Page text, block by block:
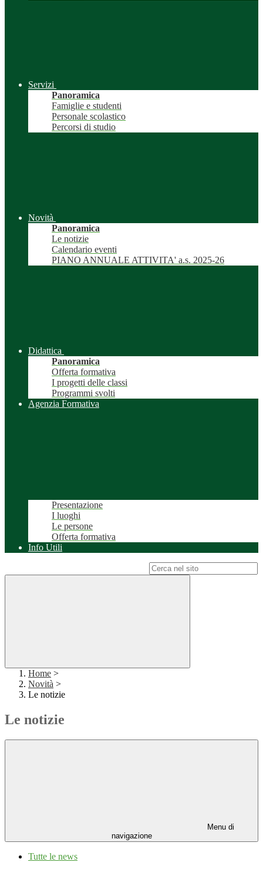
Servizi
Panoramica
Famiglie e studenti
Personale scolastico
Percorsi di studio
Novità
Panoramica
Le notizie
Calendario eventi
PIANO ANNUALE ATTIVITA' a.s. 2025-26
Didattica
Panoramica
Offerta formativa
I progetti delle classi
Programmi svolti
Agenzia Formativa
Presentazione
I luoghi
Le persone
Offerta formativa
Info Utili
Home >
Novità >
Le notizie
Le notizie
Menu di
navigazione
Tutte le news